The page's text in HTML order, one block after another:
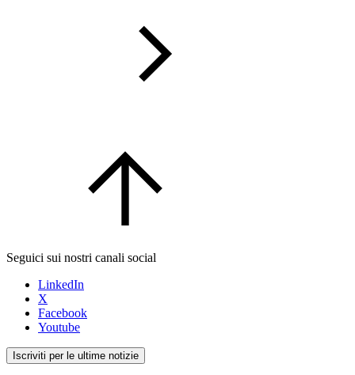
Seguici sui nostri canali social
LinkedIn
X
Facebook
Youtube
Iscriviti per le ultime notizie